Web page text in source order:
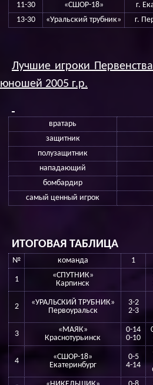
11-30
«СШОР-18» г.
13-30
«Уральский трубник» г.
Лучшие игроки
юношей 2005 г.р.
вратарь
защитник
полузащитник
нападающий
бомбардир
самый ценный игрок
ИТОГОВАЯ ТАБЛИЦА
№ команда 1
1
«СПУТНИК»
Карпинск
2
«УРАЛЬСКИЙ ТРУБНИК»
Первоуральск
3-2
2-3
3
«МАЯК»
Краснотурьинск
0-14
0-10
4
«СШОР-18»
Екатеринбург
0-5
4-14